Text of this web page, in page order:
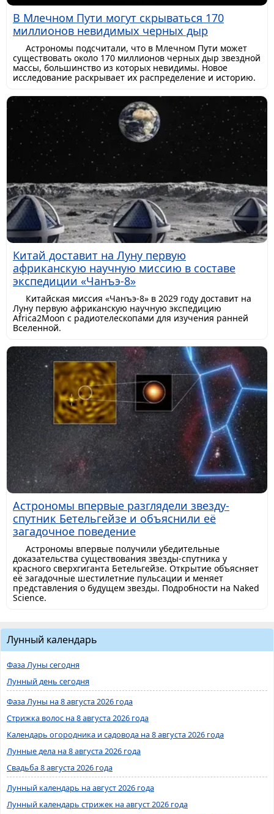
В Млечном Пути могут скрываться 170
миллионов невидимых черных дыр
Астрономы подсчитали, что в Млечном Пути может
существовать около 170 миллионов черных дыр звездной
массы, большинство из которых невидимы. Новое
исследование раскрывает их распределение и историю.
Китай доставит на Луну первую
африканскую научную миссию в составе
экспедиции «Чанъэ-8»
Китайская миссия «Чанъэ-8» в 2029 году доставит на
Луну первую африканскую научную экспедицию
Africa2Moon с радиотелескопами для изучения ранней
Вселенной.
Астрономы впервые разглядели звезду-
спутник Бетельгейзе и объяснили её
загадочное поведение
Астрономы впервые получили убедительные
доказательства существования звезды-спутника у
красного сверхгиганта Бетельгейзе. Открытие объясняет
её загадочные шестилетние пульсации и меняет
представления о будущем звезды. Подробности на Naked
Science.
Лунный календарь
Фаза Луны сегодня
Лунный день сегодня
Фаза Луны на 8 августа 2026 года
Стрижка волос на 8 августа 2026 года
Календарь огородника и садовода на 8 августа 2026 года
Лунные дела на 8 августа 2026 года
Свадьба 8 августа 2026 года
Лунный календарь на август 2026 года
Лунный календарь стрижек на август 2026 года